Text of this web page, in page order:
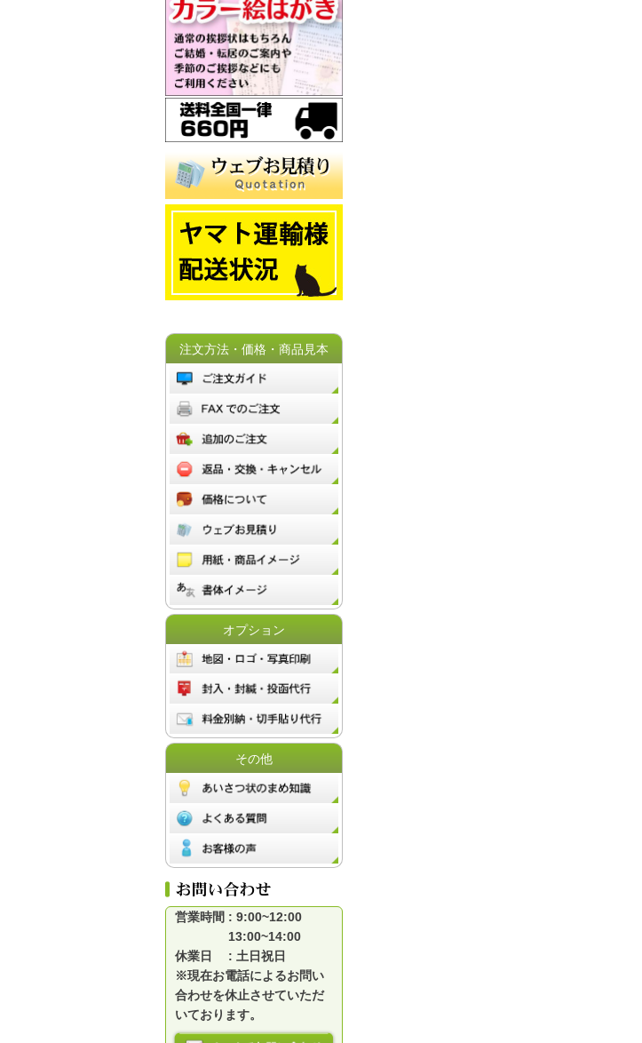
注文方法・価格・商品見本
オプション
その他
営業時間 : 9:00~12:00
13:00~14:00
休業日 : 土日祝日
※現在お電話によるお問い
合わせを休止させていただ
いております。